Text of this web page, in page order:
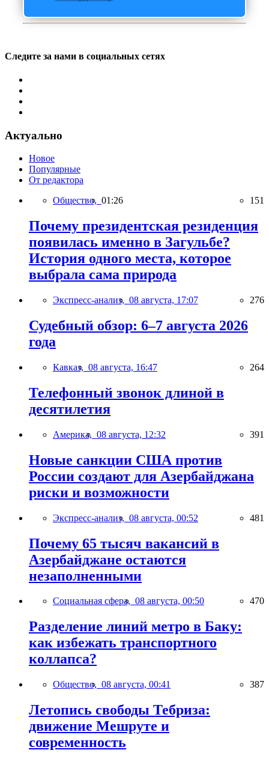
Следите за нами в социальных сетях
Актуально
Новое
Популярные
От редактора
Общество, 01:26 151
Почему президентская резиденция
появилась именно в Загульбе?
История одного места, которое
выбрала сама природа
Экспресс-анализ, 08 августа, 17:07 276
Судебный обзор: 6–7 августа 2026
года
Кавказ, 08 августа, 16:47 264
Телефонный звонок длиной в
десятилетия
Америка, 08 августа, 12:32 391
Новые санкции США против
России создают для Азербайджана
риски и возможности
Экспресс-анализ, 08 августа, 00:52 481
Почему 65 тысяч вакансий в
Азербайджане остаются
незаполненными
Социальная сфера, 08 августа, 00:50 470
Разделение линий метро в Баку:
как избежать транспортного
коллапса?
Общество, 08 августа, 00:41 387
Летопись свободы Тебриза:
движение Мешруте и
современность